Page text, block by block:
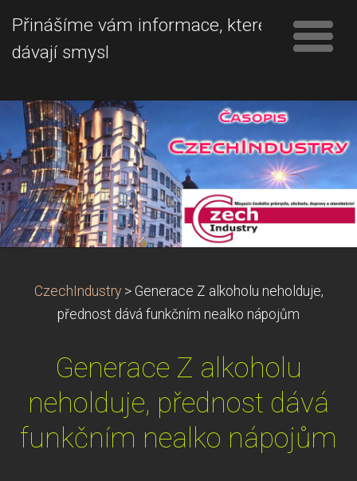
Přinášíme vám informace, které
dávají smysl
CzechIndustry > Generace Z alkoholu neholduje,
přednost dává funkčním nealko nápojům
Generace Z alkoholu
neholduje, přednost dává
funkčním nealko nápojům